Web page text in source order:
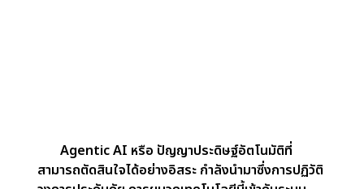
แนะนำผลิตภัณฑ์ตลอดเวลา การปรับแต่งนี้ช่วยสร้าง
ความสัมพันธ์ที่แน่นแฟ้นและความจงรักภักดีของลูกค้า